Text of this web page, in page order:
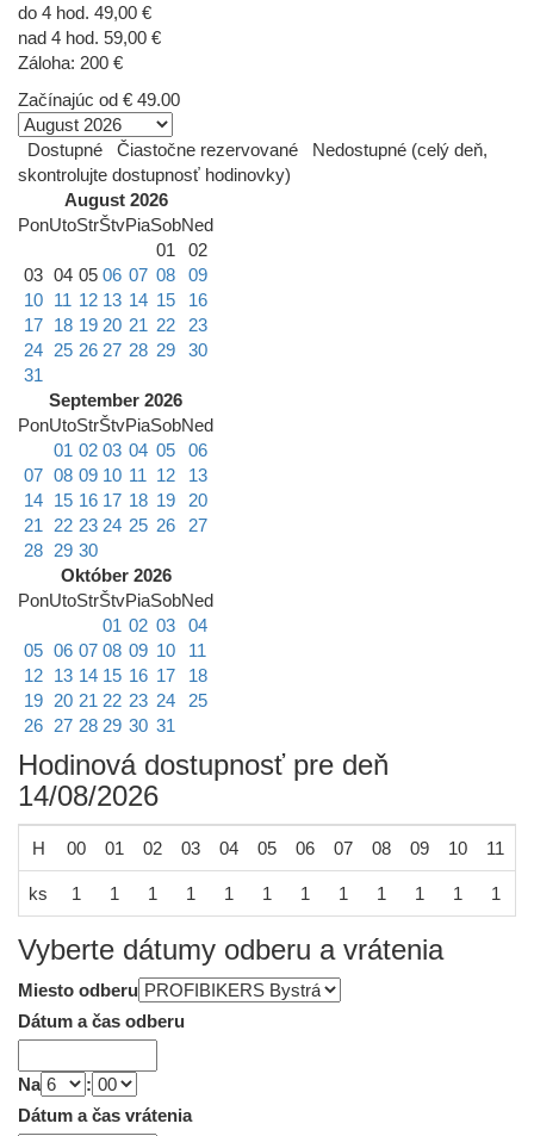
do 4 hod. 49,00 €
nad 4 hod. 59,00 €
Záloha: 200 €
Začínajúc od € 49.00
Dostupné Čiastočne rezervované
Nedostupné (celý deň,
skontrolujte dostupnosť hodinovky)
August 2026
PonUtoStrŠtvPiaSobNed
01
02
03 04 05 06 07 08
09
10 11 12 13 14 15
16
17 18 19 20 21 22
23
24 25 26 27 28 29
30
31
September 2026
PonUtoStrŠtvPiaSobNed
01 02 03 04 05
06
07 08 09 10 11 12
13
14 15 16 17 18 19
20
21
22 23 24 25 26
27
28 29 30
Október 2026
PonUtoStrŠtvPiaSobNed
01 02 03
04
05 06 07 08 09 10
11
12 13 14 15 16 17
18
19 20 21 22 23 24
25
26 27 28 29 30 31
Hodinová dostupnosť pre deň
14/08/2026
H 00 01 02 03 04 05 06 07 08 09 10 11
ks 1 1 1 1 1 1 1 1 1 1 1 1
Vyberte dátumy odberu a vrátenia
Miesto odberu
Dátum a čas odberu
Na
:
Dátum a čas vrátenia